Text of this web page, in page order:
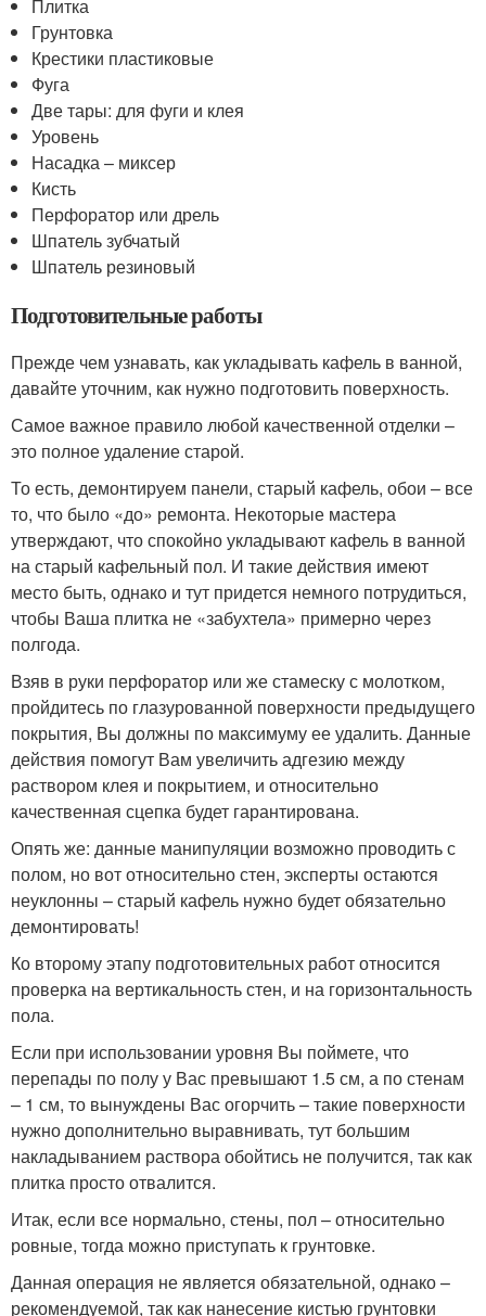
Плитка
Грунтовка
Крестики пластиковые
Фуга
Две тары: для фуги и клея
Уровень
Насадка – миксер
Кисть
Перфоратор или дрель
Шпатель зубчатый
Шпатель резиновый
Подготовительные работы
Прежде чем узнавать, как укладывать кафель в ванной,
давайте уточним, как нужно подготовить поверхность.
Самое важное правило любой качественной отделки –
это полное удаление старой.
То есть, демонтируем панели, старый кафель, обои – все
то, что было «до» ремонта. Некоторые мастера
утверждают, что спокойно укладывают кафель в ванной
на старый кафельный пол. И такие действия имеют
место быть, однако и тут придется немного потрудиться,
чтобы Ваша плитка не «забухтела» примерно через
полгода.
Взяв в руки перфоратор или же стамеску с молотком,
пройдитесь по глазурованной поверхности предыдущего
покрытия, Вы должны по максимуму ее удалить. Данные
действия помогут Вам увеличить адгезию между
раствором клея и покрытием, и относительно
качественная сцепка будет гарантирована.
Опять же: данные манипуляции возможно проводить с
полом, но вот относительно стен, эксперты остаются
неуклонны – старый кафель нужно будет обязательно
демонтировать!
Ко второму этапу подготовительных работ относится
проверка на вертикальность стен, и на горизонтальность
пола.
Если при использовании уровня Вы поймете, что
перепады по полу у Вас превышают 1.5 см, а по стенам
– 1 см, то вынуждены Вас огорчить – такие поверхности
нужно дополнительно выравнивать, тут большим
накладыванием раствора обойтись не получится, так как
плитка просто отвалится.
Итак, если все нормально, стены, пол – относительно
ровные, тогда можно приступать к грунтовке.
Данная операция не является обязательной, однако –
рекомендуемой, так как нанесение кистью грунтовки